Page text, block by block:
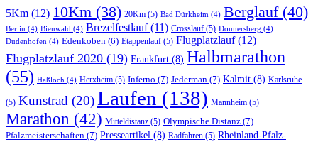
5Km (12) 10Km (38) 20Km (5) Bad Dürkheim (4) Berglauf(40)
Berlin (4) Bienwald (4) Brezelfestlauf(11) Crosslauf (5) Donnersberg (4)
Dudenhofen (4) Edenkoben (6) Etappenlauf (5) Flugplatzlauf(12)
Flugplatzlauf 2020 (19) Frankfurt (8) Halbmarathon
(55) Haßloch (4) Herxheim (5) Inferno (7) Jederman (7) Kalmit (8) Karlsruhe
(5) Kunstrad (20)Laufen (138) Mannheim (5)
Marathon (42) Mitteldistanz (5) Olympische Distanz (7)
Pfalzmeisterschaften (7) Presseartikel (8) Radfahren (5) Rheinland-Pfalz-